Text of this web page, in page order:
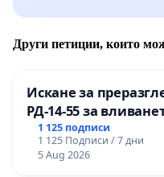
Други петиции, които
Искане за
РД-14-55 за
гимназия по
Професионалната
мениджмънт – гр.
1 125 подписи
1 125 Подписи / 7 дни
5 Aug 2026